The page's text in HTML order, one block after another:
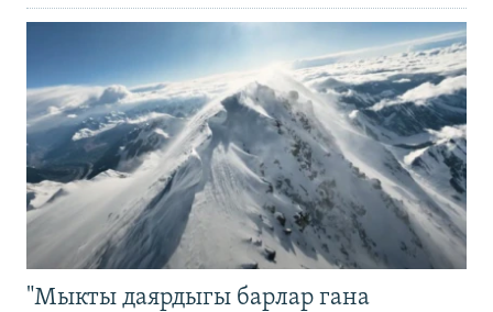
"Мыкты даярдыгы барлар гана